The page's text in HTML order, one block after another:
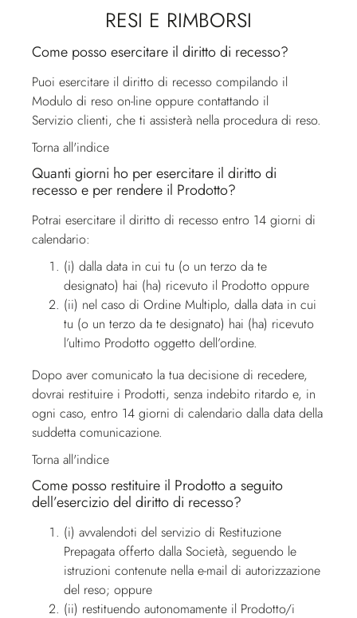
RESI E RIMBORSI
Come posso esercitare il diritto di recesso?
Puoi esercitare il diritto di recesso compilando il
Modulo di reso on-line oppure contattando il
Servizio clienti, che ti assisterà nella procedura di reso.
Torna all'indice
Quanti giorni ho per esercitare il diritto di
recesso e per rendere il Prodotto?
Potrai esercitare il diritto di recesso entro 14 giorni di
calendario:
(i) dalla data in cui tu (o un terzo da te
designato) hai (ha) ricevuto il Prodotto oppure
(ii) nel caso di Ordine Multiplo, dalla data in cui
tu (o un terzo da te designato) hai (ha) ricevuto
l’ultimo Prodotto oggetto dell’ordine.
Dopo aver comunicato la tua decisione di recedere,
dovrai restituire i Prodotti, senza indebito ritardo e, in
ogni caso, entro 14 giorni di calendario dalla data della
suddetta comunicazione.
Torna all'indice
Come posso restituire il Prodotto a seguito
dell’esercizio del diritto di recesso?
(i) avvalendoti del servizio di Restituzione
Prepagata offerto dalla Società, seguendo le
istruzioni contenute nella e-mail di autorizzazione
del reso; oppure
(ii) restituendo autonomamente il Prodotto/i